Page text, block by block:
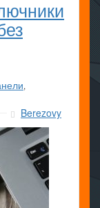
,
Berezovy